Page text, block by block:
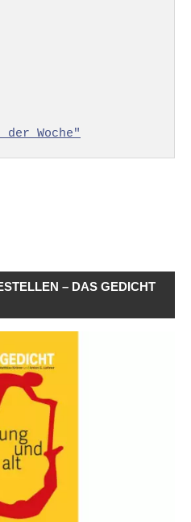
Woche"
– DAS GEDICHT